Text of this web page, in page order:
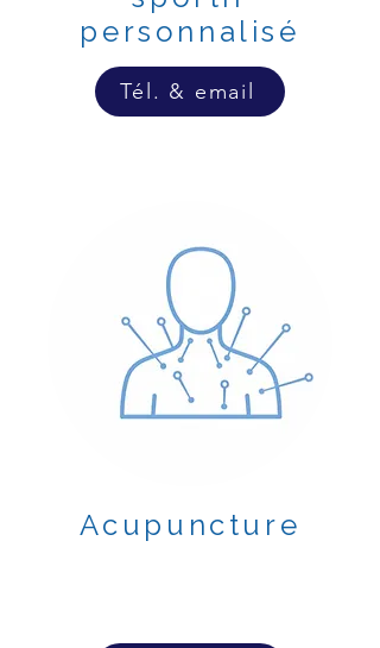
personnalisé
Tél. & email
Acupuncture